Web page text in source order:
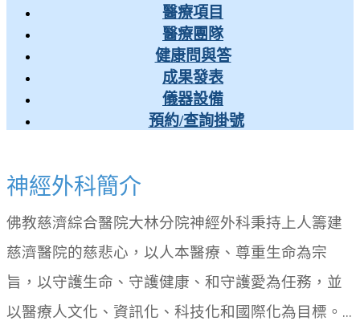
醫療項目
醫療團隊
健康問與答
成果發表
儀器設備
預約/查詢掛號
神經外科簡介
佛教慈濟綜合醫院大林分院神經外科秉持上人籌建
慈濟醫院的慈悲心，以人本醫療、尊重生命為宗
旨，以守護生命、守護健康、和守護愛為任務，並
以醫療人文化、資訊化、科技化和國際化為目標。...